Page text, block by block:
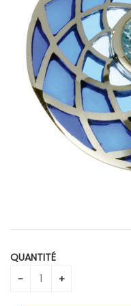
QUANTITÉ